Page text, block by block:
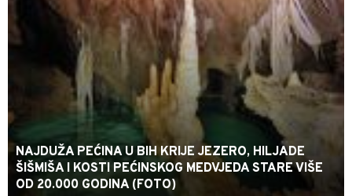
NAJDUŽA PEĆINA U BIH KRIJE JEZERO, HILJADE
ŠIŠMIŠA I KOSTI PEĆINSKOG MEDVJEDA STARE VIŠE
OD 20.000 GODINA (FOTO)